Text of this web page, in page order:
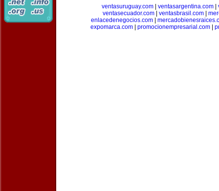
ventasuruguay.com| ventasargentina.com|
ventasecuador.com| ventasbrasil.com|
enlacedenegocios.com|
expomarca.com| promocionempresarial.com|